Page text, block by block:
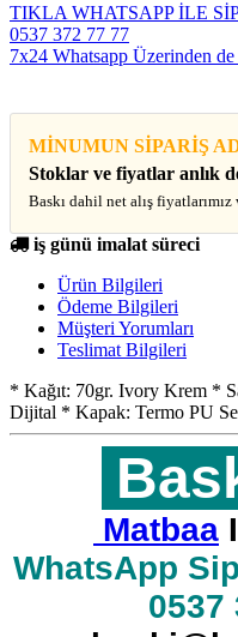
TIKLA WHATSAPP İLE
0537 372 77 77
7x24 Whatsapp Üzerinden
MİNUMUN SİPARİŞ
Stoklar ve fiyatlar anlık
Baskı dahil net alış
iş günü imalat süreci
Ürün Bilgileri
Ödeme Bilgileri
Müşteri Yorumları
Teslimat Bilgileri
* Kağıt: 70gr. Ivory Krem *
Dijital * Kapak: Termo PU
Matbaa I
WhatsApp
0537